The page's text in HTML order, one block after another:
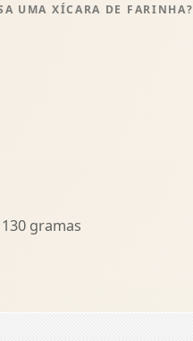
UMA XÍCARA DE FARINHA?
gramas